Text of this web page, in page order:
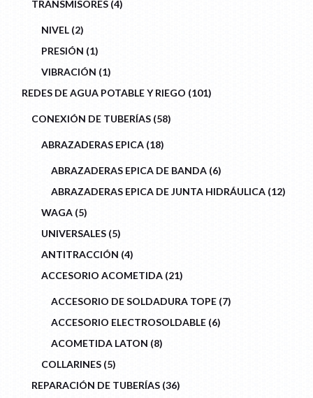
TRANSMISORES 4PRODUCTS
NIVEL 22
PRODUCTS
PRESIÓN 11
PRODUCT
VIBRACIÓN 11
PRODUCT
REDES DE AGUA POTABLE Y RIEGO 101101
PRODUCTS
CONEXIÓN DE TUBERÍAS 5858
PRODUCTS
ABRAZADERAS EPICA 1818
PRODUCTS
ABRAZADERAS EPICA DE BANDA 66
PRODUCTS
ABRAZADERAS EPICA DE JUNTA HIDRÁULICA 1212
WAGA 55
PRODUCTS
UNIVERSALES 55
PRODUCTS
ANTITRACCIÓN 44
PRODUCTS
ACCESORIO ACOMETIDA 2121
PRODUCTS
ACCESORIO DE SOLDADURA TOPE 77
PRODUCTS
ACCESORIO ELECTROSOLDABLE 66
PRODUCTS
ACOMETIDA LATON 88
PRODUCTS
COLLARINES 55
PRODUCTS
REPARACIÓN DE TUBERÍAS 3636
PRODUCTS